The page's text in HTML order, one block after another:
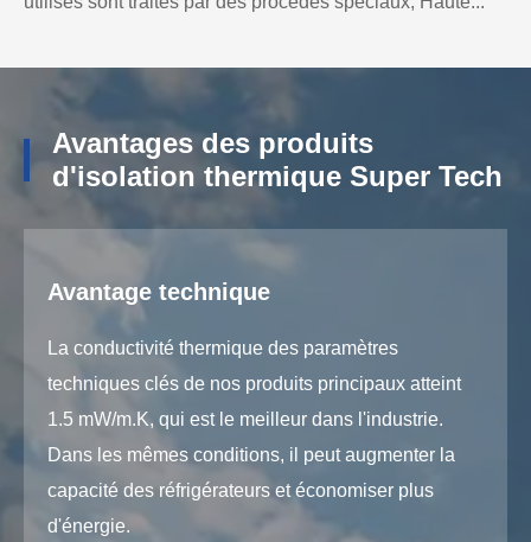
Avantages des produits
d'isolation thermique Super Tech
Avantage technique
La conductivité thermique des paramètres
techniques clés de nos produits principaux atteint
1.5 mW/m.K, qui est le meilleur dans l'industrie.
Dans les mêmes conditions, il peut augmenter la
capacité des réfrigérateurs et économiser plus
d'énergie.